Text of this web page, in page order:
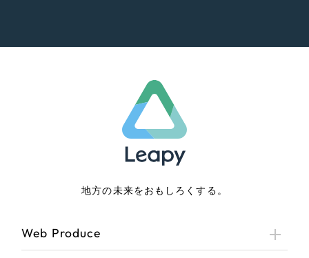
地方の未来をおもしろくする。
Web Produce